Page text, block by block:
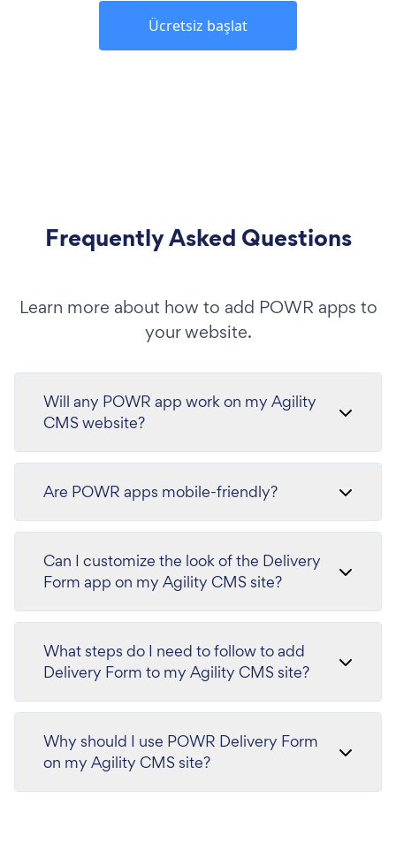
Ücretsiz başlat
Frequently Asked Questions
Learn more about how to add POWR apps to
your website.
Will any POWR app work on my Agility
CMS website?
Are POWR apps mobile-friendly?
Can I customize the look of the Delivery
Form app on my Agility CMS site?
What steps do I need to follow to add
Delivery Form to my Agility CMS site?
Why should I use POWR Delivery Form
on my Agility CMS site?